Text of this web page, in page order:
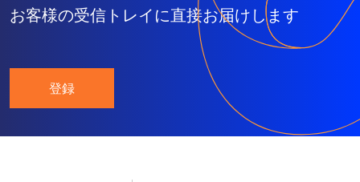
お客様の受信トレイに直接お届けします
登録